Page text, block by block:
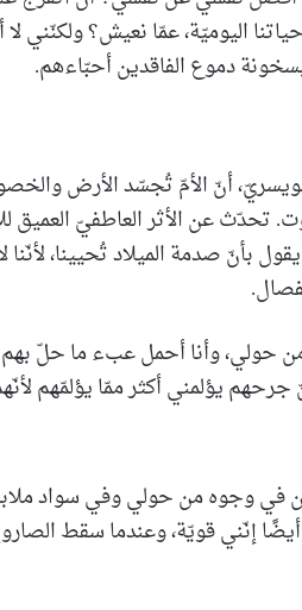
اليوميّة، عمّا نعيش؟ ولكنّني
دموع الفاقدين أحبّاءهم.
أنّ الأمّ تُجسّد الأرض
تحدّث عن الأثر العاطفيّ العميق
بأنّ صدمة الميلاد تُحيينا، لأنّنا
حولي، وأنا أحمل عبء ما حلّ بهم
يؤلمني أكثر ممّا يؤلمّهم
في وجوه من حولي وفي سواد
أيضًا إنّني قويّة، وعندما سقط